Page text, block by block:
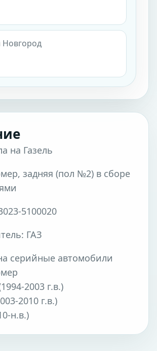
на Газель
задняя (пол №2) в сборе
5100020
ГАЗ
серийные автомобили
2003 г.в.)
2010 г.в.)
н.в.)